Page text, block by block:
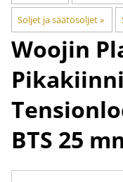
Soljet ja säätösoljet‪»
Woojin
BTS 25